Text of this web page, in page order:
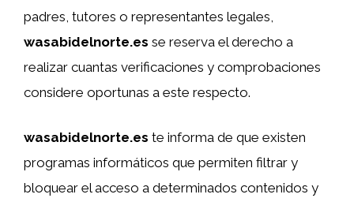
padres, tutores o representantes legales,
wasabidelnorte.es se reserva el derecho a
realizar cuantas verificaciones y comprobaciones
considere oportunas a este respecto.
wasabidelnorte.es te informa de que existen
programas informáticos que permiten filtrar y
bloquear el acceso a determinados contenidos y